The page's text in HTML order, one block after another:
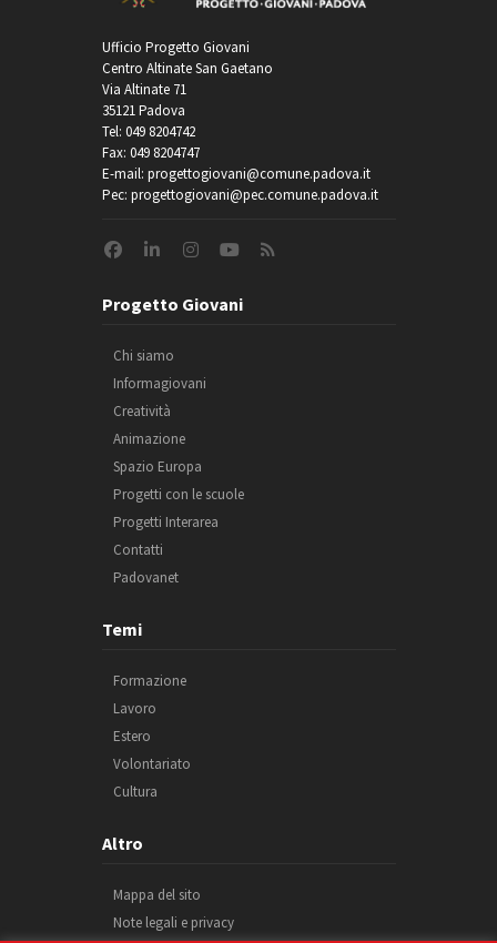
Ufficio Progetto Giovani
Centro Altinate San Gaetano
Via Altinate 71
35121 Padova
Tel: 049 8204742
Fax: 049 8204747
E-mail: progettogiovani@comune.padova.it
Pec: progettogiovani@pec.comune.padova.it
Progetto Giovani
Chi siamo
Informagiovani
Creatività
Animazione
Spazio Europa
Progetti con le scuole
Progetti Interarea
Contatti
Padovanet
Temi
Formazione
Lavoro
Estero
Volontariato
Cultura
Altro
Mappa del sito
Note legali e privacy